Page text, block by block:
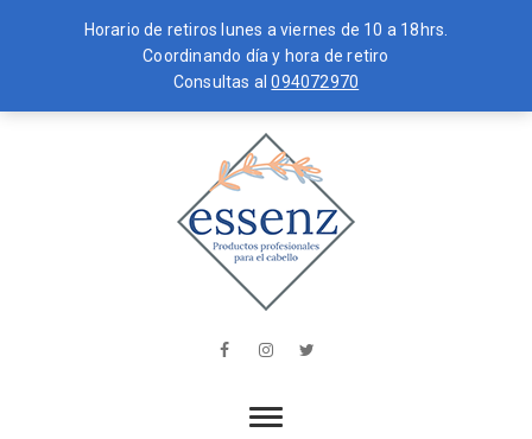
Horario de retiros lunes a viernes de 10 a 18hrs.
Coordinando día y hora de retiro
Consultas al094072970
to
essenz
EL CABELLO
FacebookInstagram